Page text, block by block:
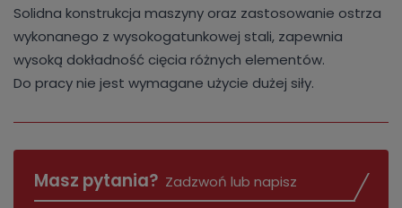
Solidna konstrukcja maszyny oraz zastosowanie ostrza
wykonanego z wysokogatunkowej stali, zapewnia
wysoką dokładność cięcia różnych elementów.
Do pracy nie jest wymagane użycie dużej siły.
Masz pytania? Zadzwoń lub napisz